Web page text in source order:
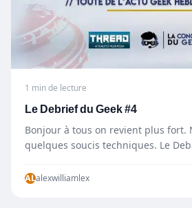
1 min de lecture
Le Debrief du Geek #4
Bonjour à tous on revient plus fort.
quelques soucis techniques. Le
ALalexwilliamlex